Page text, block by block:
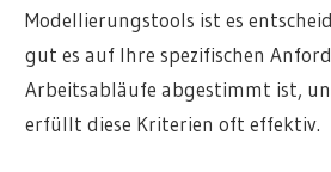
Modellierungstools ist es
gut es auf Ihre spezifischen
Arbeitsabläufe abgestimmt ist,
erfüllt diese Kriterien oft effektiv.